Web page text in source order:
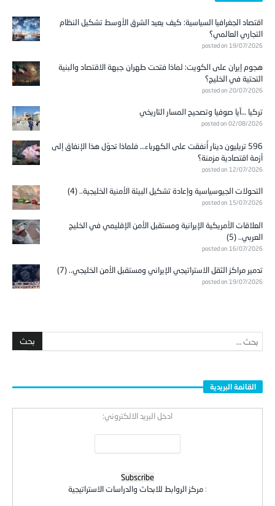
اقتصاد الجغرافيا السياسية: كيف يعيد الشرق الأوسط تشكيل النظام
التجاري العالمي؟
posted on 19/07/2026
هجوم إيران على الكويت: لماذا فتحت طهران جبهة الاقتصاد والبنية
التحتية في الخليج؟
posted on 20/07/2026
تركيا …آيا صوفيا وتصحيح المسار التاريخي
posted on 02/08/2026
596 تريليون دينار أُنفقت على الكهرباء… فلماذا تحوّل هذا الإنفاق إلى
أزمة اقتصادية مزمنة؟
posted on 12/07/2026
التحولات الجيوسياسية وإعادة تشكيل البيئة الأمنية الخليجية.. (4)
posted on 15/07/2026
العلاقات الأمريكية الإيرانية ومستقبل الأمن الإقليمي في الخليج
العربي.. (5)
posted on 16/07/2026
تدمير مراكز الثقل الاستراتيجي الإيراني ومستقبل الأمن الخليجي.. (7)
posted on 19/07/2026
القائمة البريدية
ادخل البريد الالكتروني:
: مركز الروابط للابحاث والدراسات الاستراتيجية